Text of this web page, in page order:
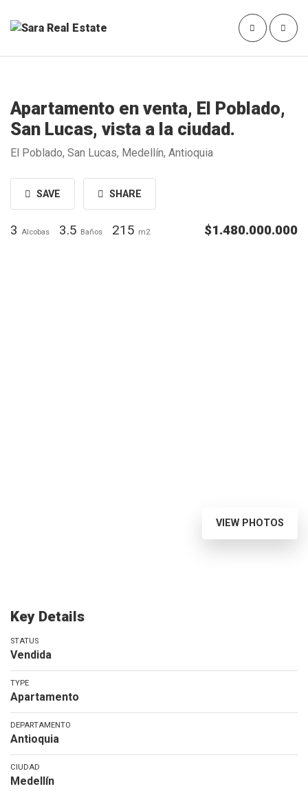
Apartamento en venta, El Poblado,
San Lucas, vista a la ciudad.
El Poblado, San Lucas, Medellín, Antioquia
SAVE SHARE
3 Alcobas 3.5 Baños 215 m2 $1.480.000.000
VIEW PHOTOS
Key Details
STATUS
Vendida
TYPE
Apartamento
DEPARTAMENTO
Antioquia
CIUDAD
Medellín